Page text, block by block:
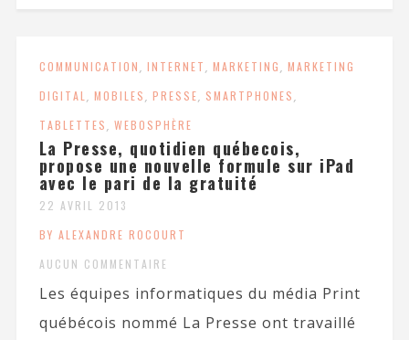
COMMUNICATION, INTERNET, MARKETING, MARKETING
DIGITAL , MOBILES, PRESSE, SMARTPHONES,
TABLETTES, WEBOSPHÈRE
La Presse, quotidien québecois,
propose une nouvelle formule sur iPad
avec le pari de la gratuité
22 AVRIL 2013
BY ALEXANDRE ROCOURT
AUCUN COMMENTAIRE
Les équipes informatiques du média Print
québécois nommé La Presse ont travaillé